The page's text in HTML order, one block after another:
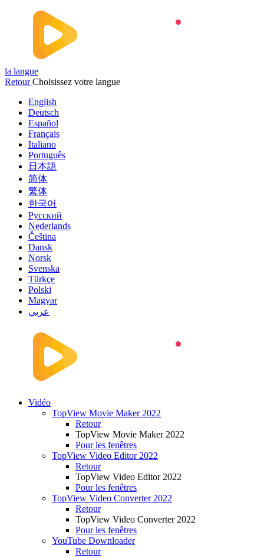
la langue
Retour Choisissez votre langue
English
Deutsch
Español
Français
Italiano
Português
日本語
简体
繁体
한국어
Русский
Nederlands
Čeština
Dansk
Norsk
Svenska
Türkçe
Polski
Magyar
عربي
Vidéo
TopView Movie Maker 2022
Retour
TopView Movie Maker 2022
Pour les fenêtres
TopView Video Editor 2022
Retour
TopView Video Editor 2022
Pour les fenêtres
TopView Video Converter 2022
Retour
TopView Video Converter 2022
Pour les fenêtres
YouTube Downloader
Retour